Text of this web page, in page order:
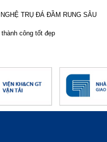
TRỤ ĐÁ ĐẦM RUNG SÂU
công tốt đẹp